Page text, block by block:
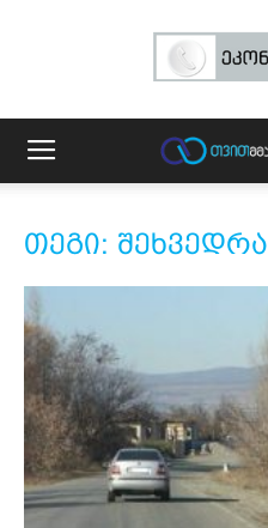
თეგი: შეხვედრა